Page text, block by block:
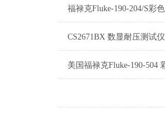
CS2671BX 数显耐压测试仪